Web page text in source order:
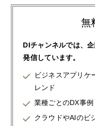
無
DIチャンネルでは、
発信しています。
ビジネスアプリケ
レンド
業種ごとのDX事
クラウドやAIのビ